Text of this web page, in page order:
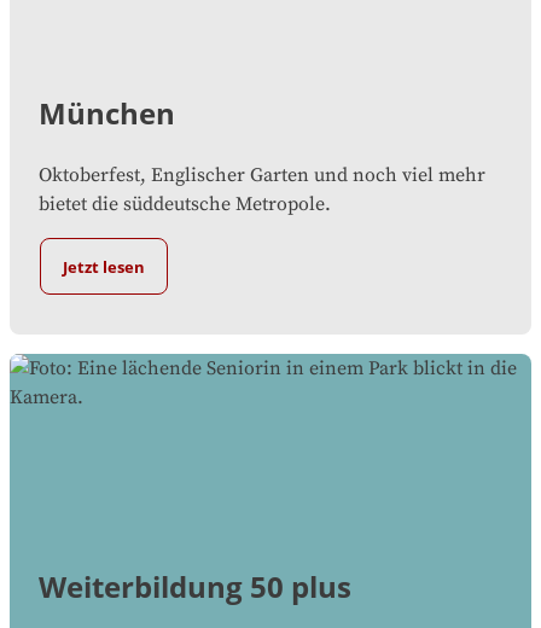
München
Oktoberfest, Englischer Garten und noch viel mehr
bietet die süddeutsche Metropole.
Jetzt lesen
Weiterbildung 50 plus